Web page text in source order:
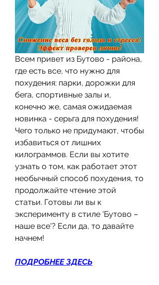
Всем привет из Бутово - района,
где есть все, что нужно для
похудения: парки, дорожки для
бега, спортивные залы и,
конечно же, самая ожидаемая
новинка - серьга для похудения!
Чего только не придумают, чтобы
избавиться от лишних
килограммов. Если вы хотите
узнать о том, как работает этот
необычный способ похудения, то
продолжайте чтение этой
статьи. Готовы ли вы к
эксперименту в стиле 'Бутово –
наше все'? Если да, то давайте
начнем!
ПОДРОБНЕЕ ЗДЕСЬ